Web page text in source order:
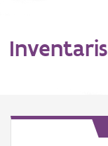
Inventaris